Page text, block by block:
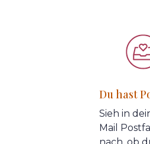
Du hast
Sieh in
Mail
nach, ob